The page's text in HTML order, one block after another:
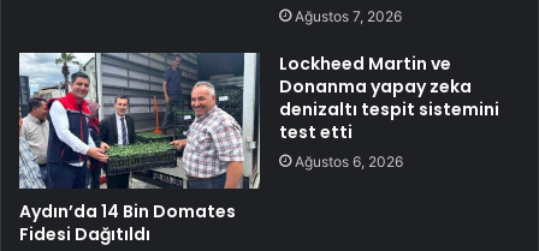
Ağustos 7, 2026
Aydın’da 14 Bin Domates
Fidesi Dağıtıldı
Lockheed Martin ve
Donanma yapay zeka
denizaltı tespit sistemini
test etti
Ağustos 6, 2026